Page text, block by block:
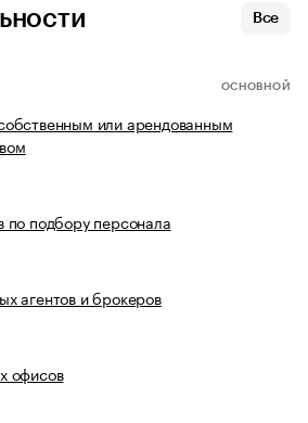
Все
ОСНОВНОЙ
или арендованным
по подбору персонала
агентов и брокеров
офисов